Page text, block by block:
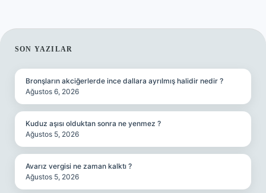
SIDEBAR
SON YAZILAR
Bronşların akciğerlerde ince dallara ayrılmış halidir nedir ?
Ağustos 6, 2026
Kuduz aşısı olduktan sonra ne yenmez ?
Ağustos 5, 2026
Avarız vergisi ne zaman kalktı ?
Ağustos 5, 2026